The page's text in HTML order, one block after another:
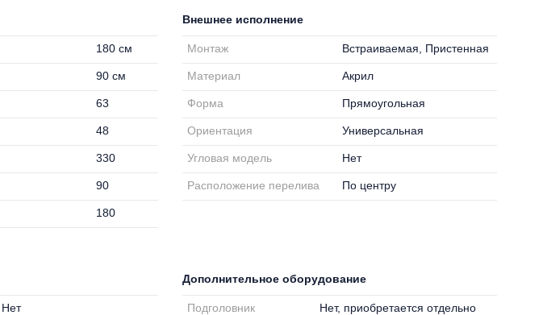
180 см
90 см
63
48
330
90
180
Внешнее исполнение
Монтаж Встраиваемая, Пристенная
Материал Акрил
Форма Прямоугольная
Ориентация Универсальная
Угловая модель Нет
Расположение перелива По центру
Нет
Дополнительное оборудование
Подголовник Нет, приобретается отдельно